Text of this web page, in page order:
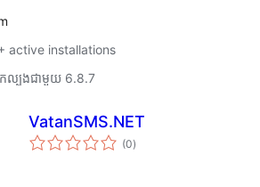
active installations
ល្បង​ជាមួយ 6.8.7
VatanSMS.NET
(0ការ
វាយ
)